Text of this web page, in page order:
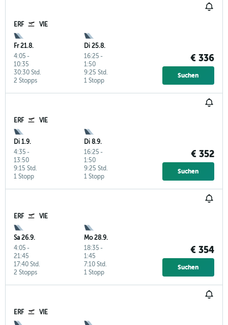
ERF VIE
Fr 21.8.
4:05 -
10:35
2 Stopps
30:30 Std.
Di 25.8.
16:25 -
1:50
1 Stopp
9:25 Std.
€ 336
Suchen
ERF VIE
Di 1.9.
4:35 -
13:50
1 Stopp
9:15 Std.
Di 8.9.
16:25 -
1:50
1 Stopp
9:25 Std.
€ 352
Suchen
ERF VIE
Sa 26.9.
4:05 -
21:45
2 Stopps
17:40 Std.
Mo 28.9.
18:35 -
1:45
1 Stopp
7:10 Std.
€ 354
Suchen
ERF VIE